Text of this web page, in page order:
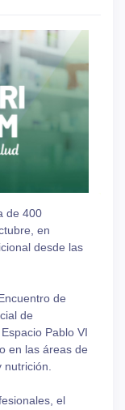
de 400
en
desde las
de
de
Pablo VI
en las áreas de
nutrición.
el